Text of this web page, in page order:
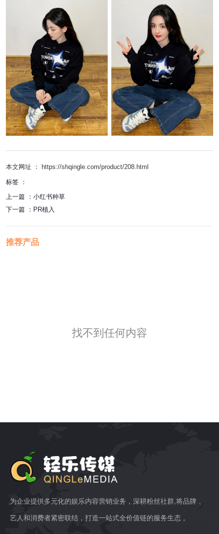
本文网址 ： https://shqingle.com/product/208.html
标签 ：
上一篇 ： 小红书种草
下一篇 ： PR植入
推荐产品
找不到任何内容
为企业提供多元化的娱乐内容营销业务，深耕粉丝社群,将品牌 、
艺人和消费者紧密联结，打造一站式全价值链的服务生态 。